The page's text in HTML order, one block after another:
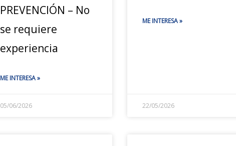
PREVENCIÓN – No
se requiere
experiencia
ME INTERESA »
05/06/2026
ME INTERESA »
22/05/2026